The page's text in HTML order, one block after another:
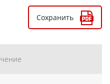
Сохранить